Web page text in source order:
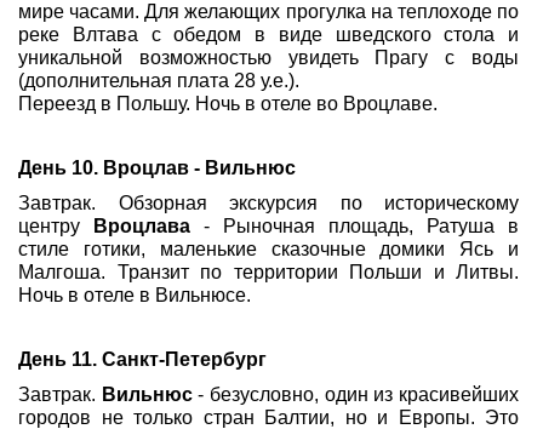
мире часами. Для желающих прогулка на теплоходе по
реке Влтава с обедом в виде шведского стола и
уникальной возможностью увидеть Прагу с воды
(дополнительная плата 28 у.е.).
Переезд в Польшу. Ночь в отеле во Вроцлаве.
День 10. Вроцлав - Вильнюс
Завтрак. Обзорная экскурсия по историческому
центру
Вроцлава - Рыночная площадь, Ратуша в
стиле готики, маленькие сказочные домики Ясь и
Малгоша. Транзит по территории Польши и Литвы.
Ночь в отеле в Вильнюсе.
День 11. Санкт-Петербург
Завтрак. Вильнюс- безусловно, один из красивейших
городов не только стран Балтии, но и Европы. Это